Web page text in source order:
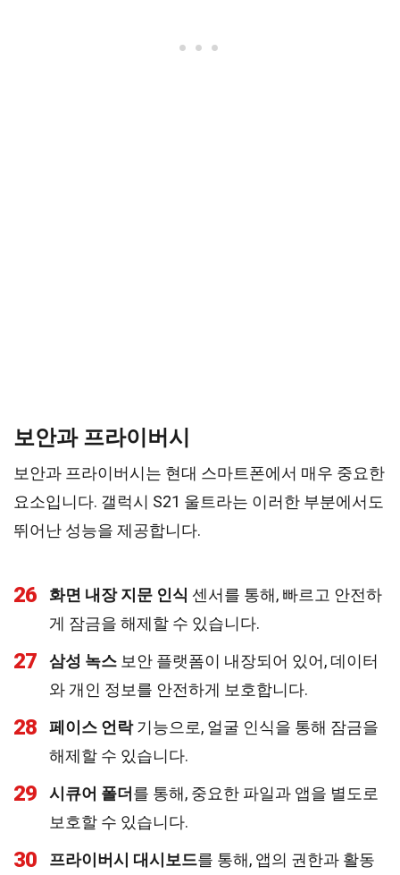
보안과 프라이버시
보안과 프라이버시는 현대 스마트폰에서 매우 중요한
요소입니다. 갤럭시 S21 울트라는 이러한 부분에서도
뛰어난 성능을 제공합니다.
26 화면 내장 지문 인식 센서를 통해, 빠르고 안전하
게 잠금을 해제할 수 있습니다.
27 삼성 녹스 보안 플랫폼이 내장되어 있어, 데이터
와 개인 정보를 안전하게 보호합니다.
28 페이스 언락기능으로, 얼굴 인식을 통해 잠금을
해제할 수 있습니다.
29 시큐어 폴더 를 통해, 중요한 파일과 앱을 별도로
보호할 수 있습니다.
30 프라이버시 대시보드를 통해, 앱의 권한과 활동